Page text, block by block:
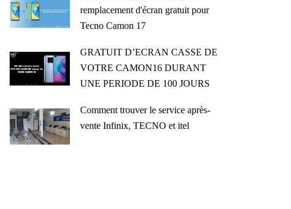
remplacement d'écran gratuit pour
Tecno Camon 17
GRATUIT D’ECRAN CASSE DE
VOTRE CAMON16 DURANT
UNE PERIODE DE 100 JOURS
Comment trouver le service après-
vente Infinix, TECNO et itel